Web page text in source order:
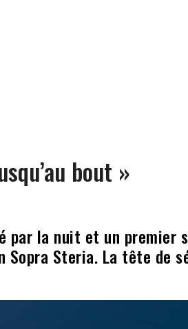
bout »
par la nuit et un premier
Sopra Steria. La tête de